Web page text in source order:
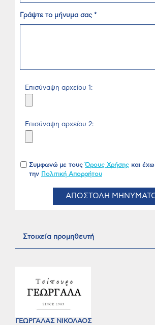
Γράψτε το μήνυμα σας *
Επισύναψη αρχείου 1:
Επισύναψη αρχείου 2:
Συμφωνώ με τουςΌρους Χρήσης και
την Πολιτική Απορρήτου
ΑΠΟΣΤΟΛΗ
Στοιχεία προμηθευτή
ΓΕΩΡΓΑΛΑΣ ΝΙΚΟΛΑΟΣ